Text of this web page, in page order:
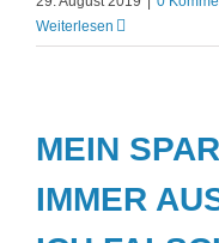
Weiterlesen
MEIN
IMMER